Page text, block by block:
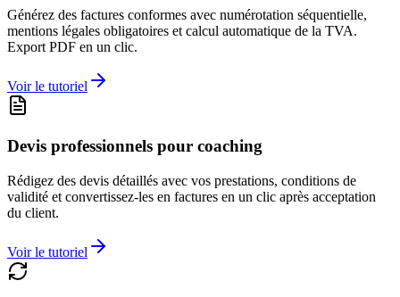
Générez des factures conformes avec numérotation séquentielle,
mentions légales obligatoires et calcul automatique de la TVA.
Export PDF en un clic.
Voir le tutoriel
Devis professionnels pour coaching
Rédigez des devis détaillés avec vos prestations, conditions de
validité et convertissez-les en factures en un clic après acceptation
du client.
Voir le tutoriel